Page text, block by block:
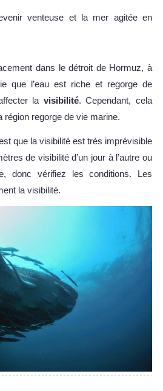
venteuse et la mer agitée en
dans le détroit de Hormuz, à
que l’eau est riche et regorge de
la visibilité. Cependant, cela
région regorge de vie marine.
que la visibilité est très imprévisible
de visibilité d’un jour à l’autre ou
donc vérifiez les conditions. Les
la visibilité.